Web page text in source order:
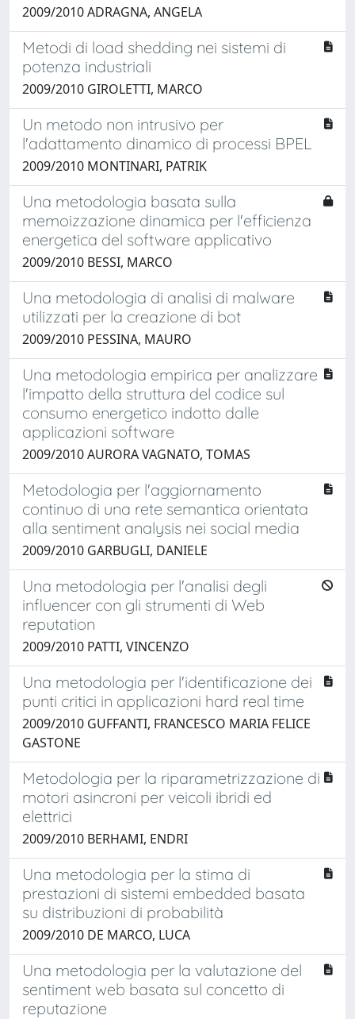
2009/2010 ADRAGNA, ANGELA
Metodi di load shedding nei sistemi di
potenza industriali
2009/2010 GIROLETTI, MARCO
Un metodo non intrusivo per
l'adattamento dinamico di processi BPEL
2009/2010 MONTINARI, PATRIK
Una metodologia basata sulla
memoizzazione dinamica per l'efficienza
energetica del software applicativo
2009/2010 BESSI, MARCO
Una metodologia di analisi di malware
utilizzati per la creazione di bot
2009/2010 PESSINA, MAURO
Una metodologia empirica per analizzare
l'impatto della struttura del codice sul
consumo energetico indotto dalle
applicazioni software
2009/2010 AURORA VAGNATO, TOMAS
Metodologia per l'aggiornamento
continuo di una rete semantica orientata
alla sentiment analysis nei social media
2009/2010 GARBUGLI, DANIELE
Una metodologia per l'analisi degli
influencer con gli strumenti di Web
reputation
2009/2010 PATTI, VINCENZO
Una metodologia per l'identificazione dei
punti critici in applicazioni hard real time
2009/2010 GUFFANTI, FRANCESCO MARIA FELICE
GASTONE
Metodologia per la riparametrizzazione di
motori asincroni per veicoli ibridi ed
elettrici
2009/2010 BERHAMI, ENDRI
Una metodologia per la stima di
prestazioni di sistemi embedded basata
su distribuzioni di probabilità
2009/2010 DE MARCO, LUCA
Una metodologia per la valutazione del
sentiment web basata sul concetto di
reputazione